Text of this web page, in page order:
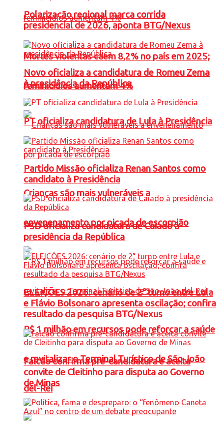
Mortes violentas caem 8,2% no país em 2025;
feminicídios aumentam 4%
Crianças são mais vulneráveis a
envenenamento por picada de escorpião
R$ 1 milhão em recursos pode reforçar a saúde
e revitalizar o Terminal Turístico de São João
del-Rei
Polarização regional marca corrida
presidencial de 2026, aponta BTG/Nexus
Novo oficializa a candidatura de Romeu Zema
à presidência da República
PT oficializa candidatura de Lula à Presidência
Partido Missão oficializa Renan Santos como
candidato à Presidência
PSD oficializa candidatura de Caiado à
presidência da República
ELEIÇÕES 2026: cenário de 2° turno entre Lula
e Flávio Bolsonaro apresenta oscilação; confira
resultado da pesquisa BTG/Nexus
Falcão confirma pré-candidatura e aceita
convite de Cleitinho para disputa ao Governo
de Minas